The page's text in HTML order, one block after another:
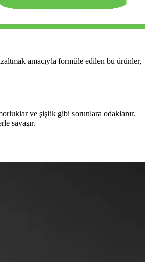
amacıyla formüle edilen bu ürünler,
ve şişlik gibi sorunlara odaklanır.
savaşır.